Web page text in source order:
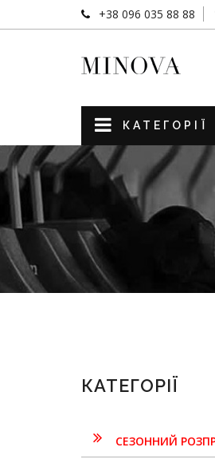
+38 096 035 88 88
КАТЕГОРІЇ
КАТЕГОРІЇ
СЕЗОННИЙ